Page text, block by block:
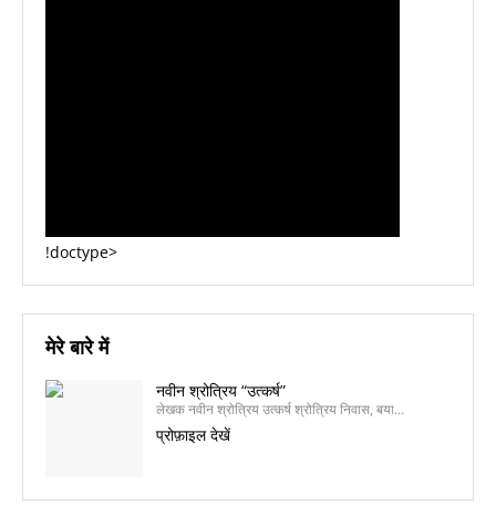
!doctype>
मेरे बारे में
नवीन श्रोत्रिय “उत्कर्ष”
लेखक नवीन श्रोत्रिय उत्कर्ष श्रोत्रिय निवास, बया…
प्रोफ़ाइल देखें